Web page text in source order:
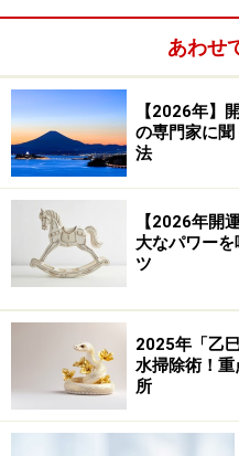
吹抜けの問題点は？
温かい空気は上に上がり
ありますので、冬は足元
さらに臭いがこもったり
たりもします。例えば子
テレビの音や話し声が気
もあるでしょう。
あわせ
【2026年】
の専門家に
法
【2026年開
大なパワー
ツ
2025年「乙
水掃除術！
所